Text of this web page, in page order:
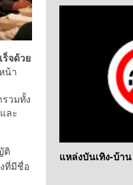
ร็จด้วย
น้า
วมทั้ง
ละ
ติ
ที่มีชื่อ
แหล่งบันเทิง-บ้า